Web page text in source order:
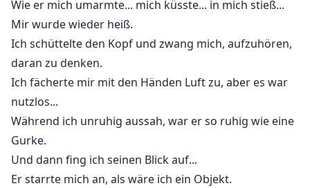
Wie er mich umarmte... mich küsste... in mich stieß...
Mir wurde wieder heiß.
Ich schüttelte den Kopf und zwang mich, aufzuhören,
daran zu denken.
Ich fächerte mir mit den Händen Luft zu, aber es war
nutzlos...
Während ich unruhig aussah, war er so ruhig wie eine
Gurke.
Und dann fing ich seinen Blick auf...
Er starrte mich an, als wäre ich ein Objekt.